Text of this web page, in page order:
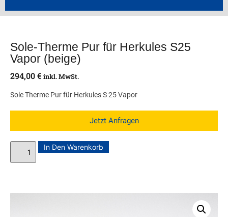
Sole-Therme Pur für Herkules S25
Vapor (beige)
294,00€ inkl. MwSt.
Sole Therme Pur für Herkules S 25 Vapor
Jetzt Anfragen
In Den Warenkorb